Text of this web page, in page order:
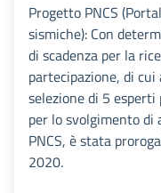
Progetto PNCS
sismiche): Con
di scadenza per la
partecipazione, di cui
selezione di 5
per lo svolgimento
PNCS, è stata
2020.